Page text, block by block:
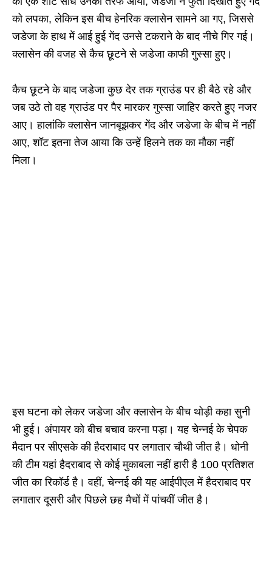
को लपका, लेकिन इस बीच हेनरिक क्लासेन सामने आ गए, जिससे
जडेजा के हाथ में आई हुई गेंद उनसे टकराने के बाद नीचे गिर गई।
क्लासेन की वजह से कैच छूटने से जडेजा काफी गुस्सा हुए।
कैच छूटने के बाद जडेजा कुछ देर तक ग्राउंड पर ही बैठे रहे और
जब उठे तो वह ग्राउंड पर पैर मारकर गुस्सा जाहिर करते हुए नजर
आए। हालांकि क्लासेन जानबूझकर गेंद और जडेजा के बीच में नहीं
आए, शॉट इतना तेज आया कि उन्हें हिलने तक का मौका नहीं
मिला।
इस घटना को लेकर जडेजा और क्लासेन के बीच थोड़ी कहा सुनी
भी हुई। अंपायर को बीच बचाव करना पड़ा। यह चेन्नई के चेपक
मैदान पर सीएसके की हैदराबाद पर लगातार चौथी जीत है। धोनी
की टीम यहां हैदराबाद से कोई मुकाबला नहीं हारी है 100 प्रतिशत
जीत का रिकॉर्ड है। वहीं, चेन्नई की यह आईपीएल में हैदराबाद पर
लगातार दूसरी और पिछले छह मैचों में पांचवीं जीत है।